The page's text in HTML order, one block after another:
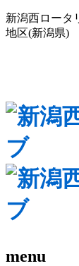
新潟西ロータ
地区(新潟県)
menu